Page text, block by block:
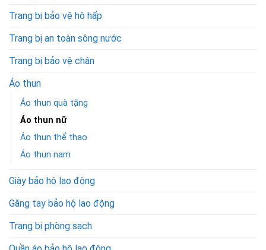
Trang bị bảo vệ hô hấp
Trang bị an toàn sông nước
Trang bị bảo vệ chân
Áo thun
Áo thun quà tặng
Áo thun nữ
Áo thun thể thao
Áo thun nam
Giày bảo hộ lao động
Găng tay bảo hộ lao động
Trang bị phòng sạch